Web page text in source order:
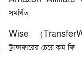
সমর্থিত
Wise
ট্রান্সফারের চেয়ে কম ফি